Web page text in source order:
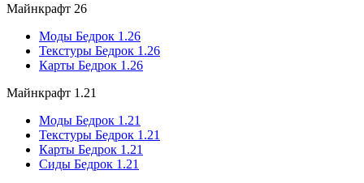
Майнкрафт 26
Моды Бедрок 1.26
Текстуры Бедрок 1.26
Карты Бедрок 1.26
Майнкрафт 1.21
Моды Бедрок 1.21
Текстуры Бедрок 1.21
Карты Бедрок 1.21
Сиды Бедрок 1.21